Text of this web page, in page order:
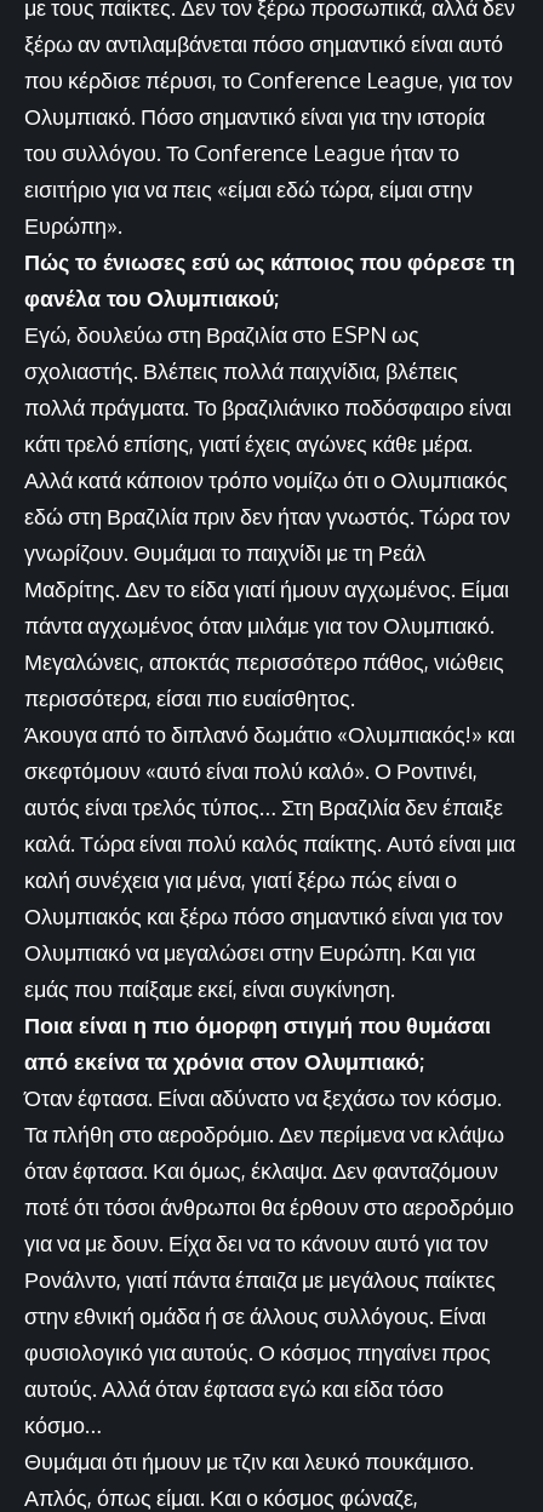
με τους παίκτες. Δεν τον ξέρω προσωπικά, αλλά δεν
ξέρω αν αντιλαμβάνεται πόσο σημαντικό είναι αυτό
που κέρδισε πέρυσι, το Conference League, για τον
Ολυμπιακό. Πόσο σημαντικό είναι για την ιστορία
του συλλόγου. Το Conference League ήταν το
εισιτήριο για να πεις «είμαι εδώ τώρα, είμαι στην
Ευρώπη».
Πώς το ένιωσες εσύ ως κάποιος που φόρεσε τη
φανέλα του Ολυμπιακού;
Εγώ, δουλεύω στη Βραζιλία στο ESPN ως
σχολιαστής. Βλέπεις πολλά παιχνίδια, βλέπεις
πολλά πράγματα. Το βραζιλιάνικο ποδόσφαιρο είναι
κάτι τρελό επίσης, γιατί έχεις αγώνες κάθε μέρα.
Αλλά κατά κάποιον τρόπο νομίζω ότι ο Ολυμπιακός
εδώ στη Βραζιλία πριν δεν ήταν γνωστός. Τώρα τον
γνωρίζουν. Θυμάμαι το παιχνίδι με τη Ρεάλ
Μαδρίτης. Δεν το είδα γιατί ήμουν αγχωμένος. Είμαι
πάντα αγχωμένος όταν μιλάμε για τον Ολυμπιακό.
Μεγαλώνεις, αποκτάς περισσότερο πάθος, νιώθεις
περισσότερα, είσαι πιο ευαίσθητος.
Άκουγα από το διπλανό δωμάτιο «Ολυμπιακός!» και
σκεφτόμουν «αυτό είναι πολύ καλό». Ο Ροντινέι,
αυτός είναι τρελός τύπος… Στη Βραζιλία δεν έπαιξε
καλά. Τώρα είναι πολύ καλός παίκτης. Αυτό είναι μια
καλή συνέχεια για μένα, γιατί ξέρω πώς είναι ο
Ολυμπιακός και ξέρω πόσο σημαντικό είναι για τον
Ολυμπιακό να μεγαλώσει στην Ευρώπη. Και για
εμάς που παίξαμε εκεί, είναι συγκίνηση.
Ποια είναι η πιο όμορφη στιγμή που θυμάσαι
από εκείνα τα χρόνια στον Ολυμπιακό;
Όταν έφτασα. Είναι αδύνατο να ξεχάσω τον κόσμο.
Τα πλήθη στο αεροδρόμιο. Δεν περίμενα να κλάψω
όταν έφτασα. Και όμως, έκλαψα. Δεν φανταζόμουν
ποτέ ότι τόσοι άνθρωποι θα έρθουν στο αεροδρόμιο
για να με δουν. Είχα δει να το κάνουν αυτό για τον
Ρονάλντο, γιατί πάντα έπαιζα με μεγάλους παίκτες
στην εθνική ομάδα ή σε άλλους συλλόγους. Είναι
φυσιολογικό για αυτούς. Ο κόσμος πηγαίνει προς
αυτούς. Αλλά όταν έφτασα εγώ και είδα τόσο
κόσμο…
Θυμάμαι ότι ήμουν με τζιν και λευκό πουκάμισο.
Απλός, όπως είμαι. Και ο κόσμος φώναζε,